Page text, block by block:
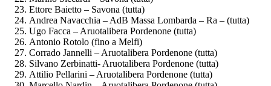
Ettore Baietto – Savona (tutta)
Andrea Navacchia – AdB Massa Lombarda – Ra – (tutta)
Ugo Facca – Aruotalibera Pordenone (tutta)
Antonio Rotolo (fino a Melfi)
Corrado Jannelli – Aruotalibera Pordenone (tutta)
Silvano Zerbinatti- Aruotalibera Pordenone (tutta)
Attilio Pellarini – Aruotalibera Pordenone (tutta)